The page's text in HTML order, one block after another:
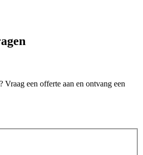
Vraag een offerte aan en ontvang een